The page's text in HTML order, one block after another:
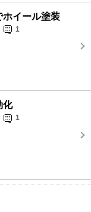
ホイール塗装
1
化
1